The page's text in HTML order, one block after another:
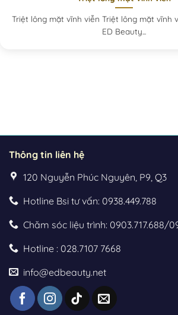
Triệt lông mặt vĩnh viễn Triệt lông mặt vĩnh
ED Beauty...
Thông tin liên hệ
120 Nguyễn Phúc Nguyên, P9, Q3
Hotline Bsi tư vấn: 0938.449.788
Chăm sóc liệu trình: 0903.717.688/
Hotline : 028.7107 7668
info@edbeauty.net